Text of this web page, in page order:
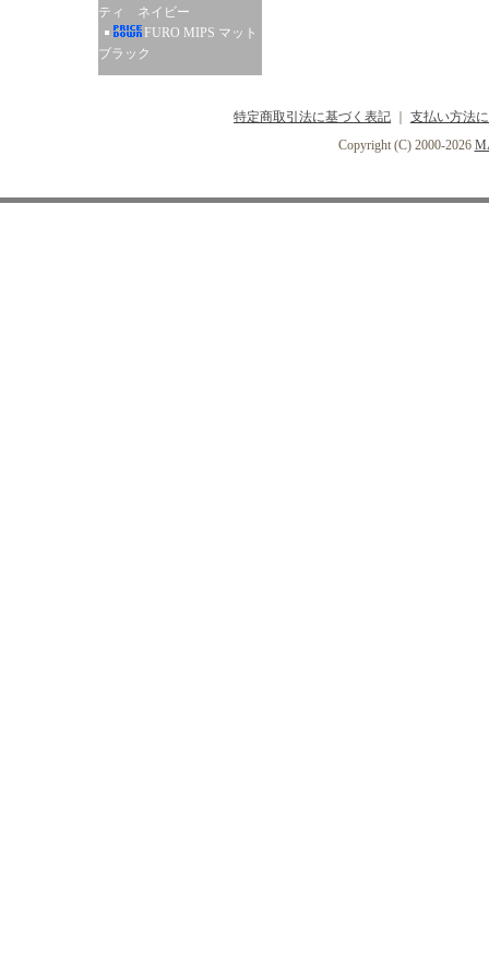
ティ ネイビー
FURO MIPS マット
ブラック
特定商取引法に基づく表記
支払い方法
Copyright (C) 2000-2026